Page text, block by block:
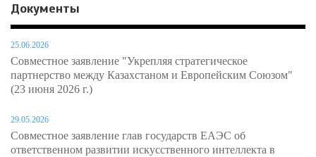
Документы
25.06.2026
Совместное заявление "Укрепляя стратегическое
партнерство между Казахстаном и Европейским Союзом"
(23 июня 2026 г.)
29.05.2026
Совместное заявление глав государств ЕАЭС об
ответственном развитии искусственного интеллекта в